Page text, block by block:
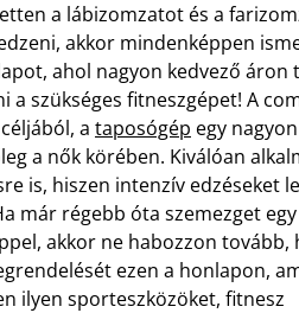
a lábizomzatot és a
akkor mindenképpen
ahol nagyon kedvező áron
a szükséges fitneszgépet! A
a taposógép egy
a nők körében. Kiválóan
is, hiszen intenzív edzéseket
már régebb óta szemezget egy
akkor ne habozzon tovább,
ezen a honlapon,
ilyen sporteszközöket, fitnesz